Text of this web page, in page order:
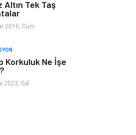
İnternet
Endüstriyel
Ambalaj
Altın Tek Taş
2016, Cum
Korkuluk Ne İşe
2023, Sal